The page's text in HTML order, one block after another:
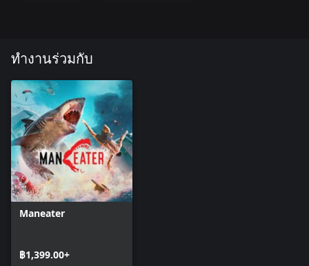
ทำงานร่วมกับ
Maneater
฿1,399.00+